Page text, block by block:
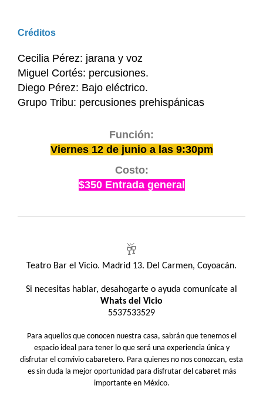
Créditos
Cecilia Pérez: jarana y voz
Miguel Cortés: percusiones.
Diego Pérez: Bajo eléctrico.
Grupo Tribu: percusiones prehispánicas
Función:
Viernes 12 de junio a las 9:30pm
Costo:
$350 Entrada general
🥂
Teatro Bar el Vicio. Madrid 13. Del Carmen, Coyoacán.
Si necesitas hablar, desahogarte o ayuda comunícate al
Whats del Vicio
5537533529
Para aquellos que conocen nuestra casa, sabrán que tenemos el
espacio ideal para tener lo que será una experiencia única y
disfrutar el convivio cabaretero. Para quienes no nos conozcan, esta
es sin duda la mejor oportunidad para disfrutar del cabaret más
importante en México.